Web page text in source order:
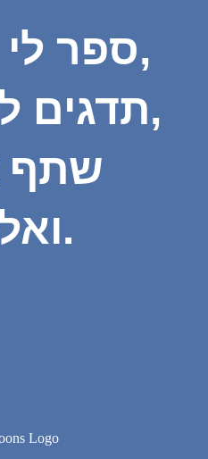
ספר לי ואשכח,
תדגים לי ואזכור,
שתף
ואלמד.